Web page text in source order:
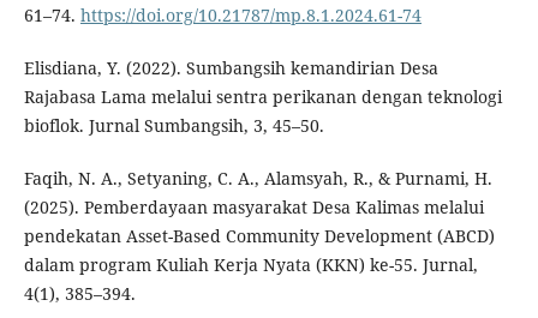
61–74. https://doi.org/10.21787/mp.8.1.2024.61-74
Elisdiana, Y. (2022). Sumbangsih kemandirian Desa
Rajabasa Lama melalui sentra perikanan dengan teknologi
bioflok. Jurnal Sumbangsih, 3, 45–50.
Faqih, N. A., Setyaning, C. A., Alamsyah, R., & Purnami, H.
(2025). Pemberdayaan masyarakat Desa Kalimas melalui
pendekatan Asset-Based Community Development (ABCD)
dalam program Kuliah Kerja Nyata (KKN) ke-55. Jurnal,
4(1), 385–394.